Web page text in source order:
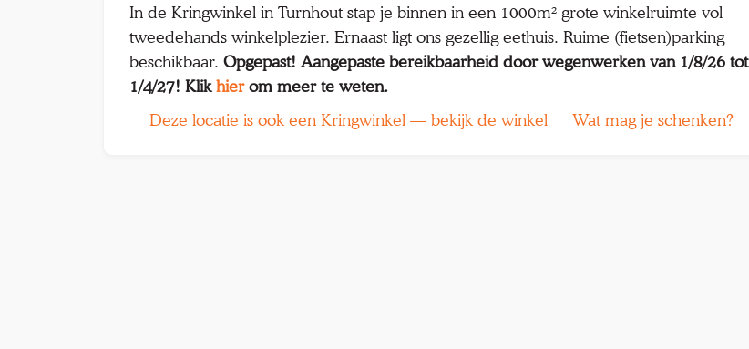
In de Kringwinkel in Turnhout stap je binnen in een 1000m² grote winkelruimte vol
tweedehands winkelplezier. Ernaast ligt ons gezellig eethuis. Ruime (fietsen)parking
beschikbaar. Opgepast! Aangepaste bereikbaarheid door wegenwerken van 1/8/26 tot
1/4/27! Klikhierom meer te weten.
Deze locatie is ook een Kringwinkel — bekijk de winkel
Wat mag je schenken?